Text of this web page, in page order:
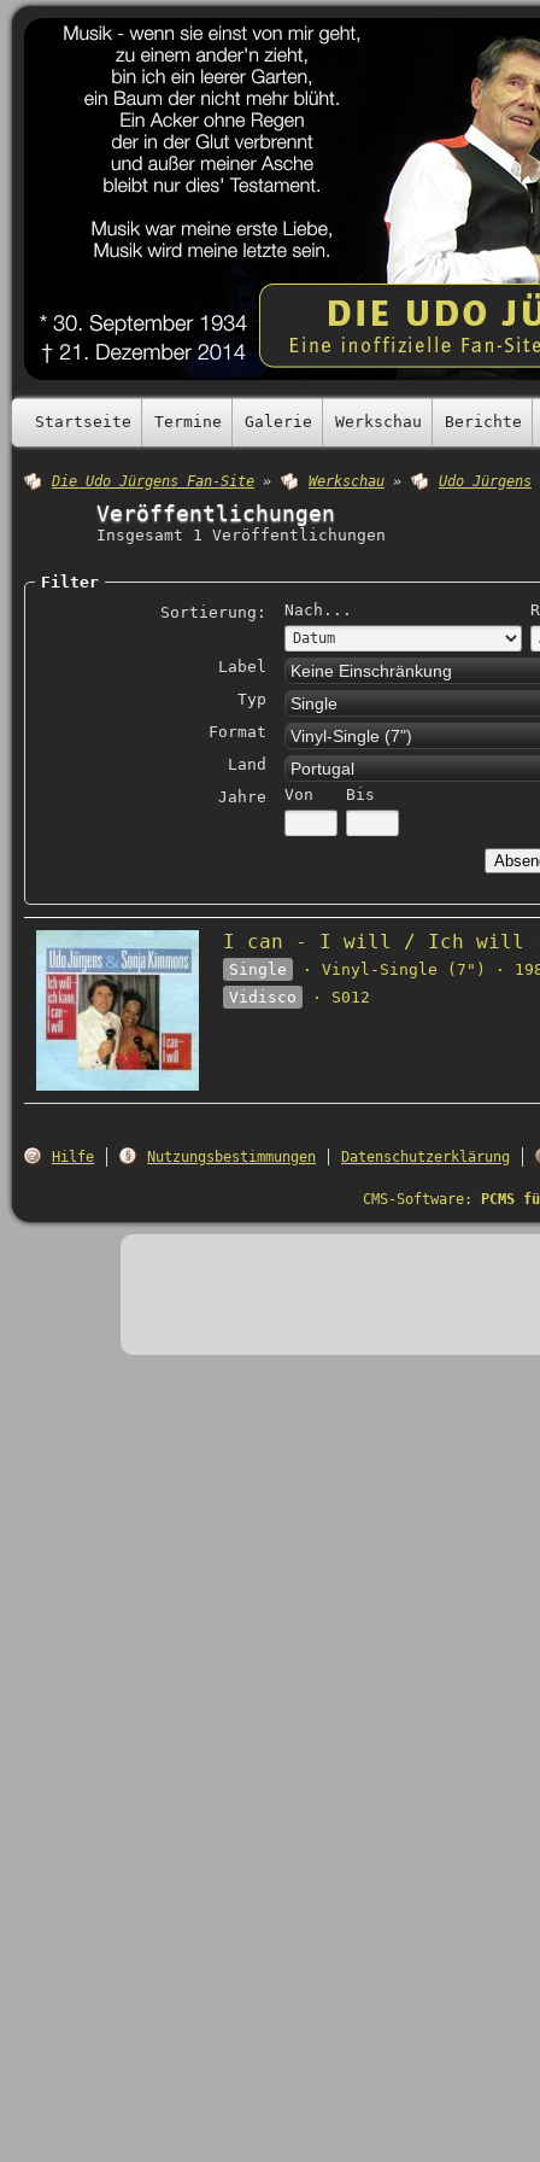
Startseite Termine Galerie Werkschau Berichte
Die Udo Jürgens Fan-Site » Werkschau » Udo Jürgens
Veröffentlichungen
Insgesamt 1 Veröffentlichungen
Filter
Sortierung:
Nach...
Label Keine Einschränkung
Typ Single
Format Vinyl-Single (7")
Land Portugal
Jahre Von Bis
I can - I will / Ich will
Single
· Vinyl-Single (7") ·
Vidisco
· S012
Hilfe Nutzungsbestimmungen Datenschutzerklärung
CMS-Software: PCMS